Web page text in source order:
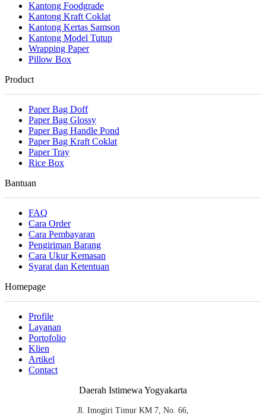
Kantong Foodgrade
Kantong Kraft Coklat
Kantong Kertas Samson
Kantong Model Tutup
Wrapping Paper
Pillow Box
Product
Paper Bag Doff
Paper Bag Glossy
Paper Bag Handle Pond
Paper Bag Kraft Coklat
Paper Tray
Rice Box
Bantuan
FAQ
Cara Order
Cara Pembayaran
Pengiriman Barang
Cara Ukur Kemasan
Syarat dan Ketentuan
Homepage
Profile
Layanan
Portofolio
Klien
Artikel
Contact
Daerah Istimewa Yogyakarta
Jl. Imogiri Timur KM 7, No. 66,